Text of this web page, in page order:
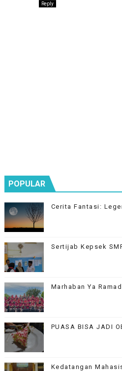
Reply
POPULAR
Cerita Fantasi:
Sertijab Kepsek
Marhaban Ya
PUASA BISA JADI
Kedatangan